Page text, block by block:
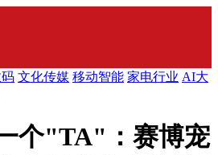
文化传媒 移动智能 家电行业 AI大
个"TA"：赛博宠